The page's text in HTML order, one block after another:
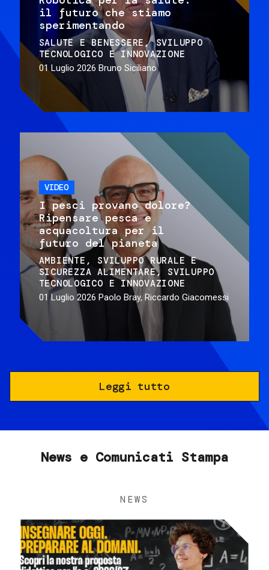
il futuro che stiamo
sperimentando
SALUTE E BENESSERE
SVILUPPO
TECNOLOGICO E INNOVAZIONE
01 Luglio 2026 Bruno Siciliano
VIDEO
I pesci provano dolore?
Ripensare pesca e
acquacoltura per il
futuro del pianeta
AMBIENTE
SVILUPPO RURALE E
SICUREZZA ALIMENTARE
SVILUPPO
TECNOLOGICO E INNOVAZIONE
01 Luglio 2026 Paolo Bray, Riccardo Giacomessi
Leggi tutto
News e Comunicati Stampa
NEWS